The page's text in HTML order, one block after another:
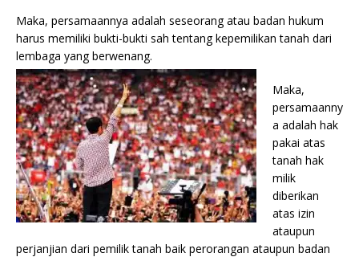
Maka, persamaannya adalah seseorang atau badan hukum
harus memiliki bukti-bukti sah tentang kepemilikan tanah dari
lembaga yang berwenang.
Maka,
persamaanny
a adalah hak
pakai atas
tanah hak
milik
diberikan
atas izin
ataupun
perjanjian dari pemilik tanah baik perorangan ataupun badan